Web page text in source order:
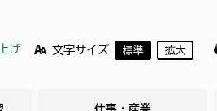
げ 文字サイズ 標準 拡大
仕事・産業